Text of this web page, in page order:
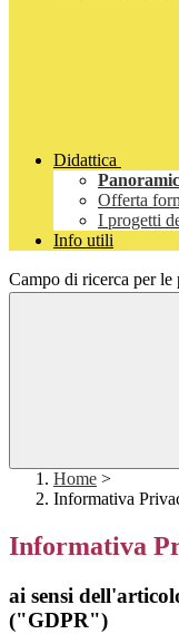
Didattica
Offerta
I progetti
Info utili
Campo di ricerca per le
Home >
Informativa
Informativa
ai sensi
("GDPR")